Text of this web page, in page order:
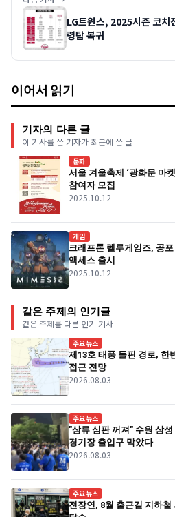
LG트윈스, 2025시즌 코
령탑 복귀
이어서 읽기
기자의 다른 글
이 기사를 쓴 기자가 최근에 쓴 글
문화
서울 겨울축제 ‘광화문 마
참여자 모집
2025.10.12
게임
크래프톤 렐루게임즈, 공포
액세스 출시
2025.10.12
같은 주제의 인기글
같은 주제를 다룬 인기 기사
주요뉴스
제13호 태풍 돌핀 경로, 한
접근 전망
2026.08.03
주요뉴스
"삼류 심판 꺼져" 수원 삼
경기장 출입구 막았다
2026.08.03
주요뉴스
전장연, 8월 출근길 지하